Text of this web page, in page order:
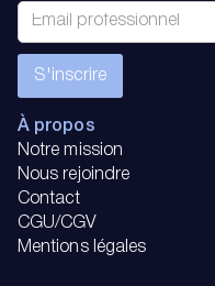
À propos
Notre mission
Nous rejoindre
Contact
CGU/CGV
Mentions légales